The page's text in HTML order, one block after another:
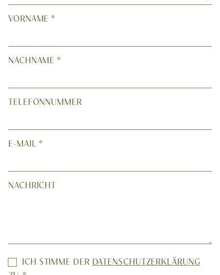
VORNAME *
NACHNAME *
TELEFONNUMMER
E-MAIL *
NACHRICHT
EINWILLIGUNG
ICH STIMME DER DATENSCHUTZERKLÄRUNG